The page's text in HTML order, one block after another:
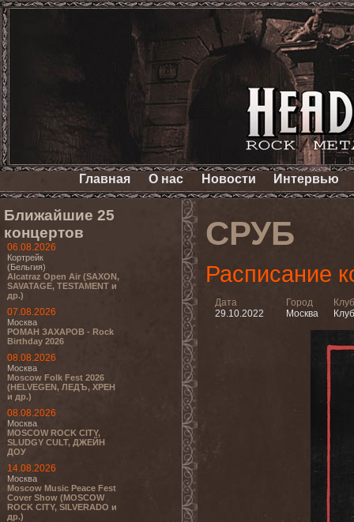
Главная О нас Новости Интервью
Ближайшие 25
концертов
06.08.2026
Кортрейк
(Бельгия)
Alcatraz Open Air (SAXON,
SAVATAGE, TESTAMENT и
др.)
07.08.2026
Москва
РОМАН ЗАХАРОВ - Rock
Birthday 2026
08.08.2026
Москва
Moscow Folk Fest 2026
(HELVEGEN, ЛЕДЪ, ХРЕН
и др.)
08.08.2026
Москва
MOSCOW ROCK CITY,
SLUDGY CULT, ДЖЕЙН
ДОУ
14.08.2026
Москва
Moscow Music Peace Fest
Cover Show (MOSCOW
ROCK CITY, SILVERADO и
др.)
СРУБ
Расписание
Дата
29.10.2022
Город
Москва
Клуб